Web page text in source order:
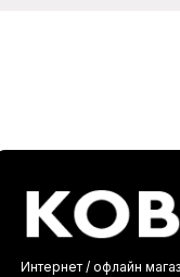
Интернет / офлайн